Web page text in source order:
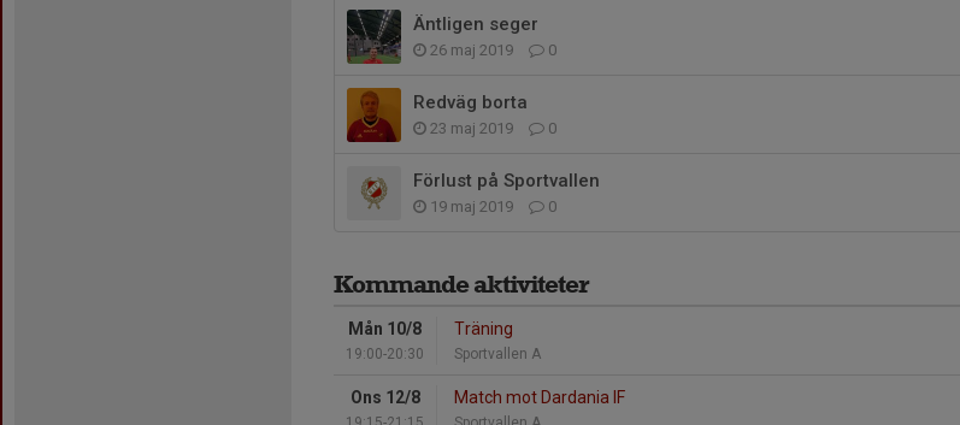
Äntligen seger
26 maj 2019 0
Redväg borta
23 maj 2019 0
Förlust på Sportvallen
19 maj 2019 0
Kommande aktiviteter
Mån 10/8
19:00-20:30
Träning
Sportvallen A
Ons 12/8 Match mot Dardania IF